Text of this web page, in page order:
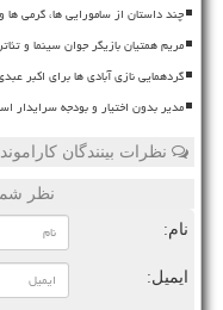
چند داستان از سامورایی ها، گرمی
مریم همتیان بازیگر جوان سینما و
گردهمایی نازی آبادی ها برای اکبر
مدیر بدون اختیار و بودجه
نظرات بینندگان
نظر
نام:
ایمیل: